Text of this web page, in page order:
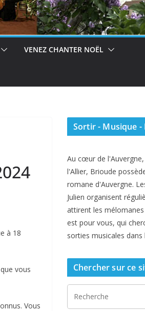
VENEZ CHANTER NOËL
à 18
vous
Vous
Sortir - Musique -
Au cœur de
l'Allier, Brioude
romane d'Auvergne.
Julien organisent
attirent les
est pour vous, qui
sorties musicales
Chercher sur ce